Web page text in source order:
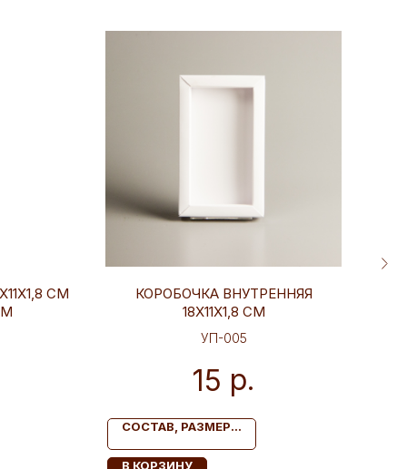
СМ
КОРОБОЧКА ВНУТРЕННЯЯ
18Х11Х1,8 СМ
УП-005
15 р.
СОСТАВ, РАЗМЕР...
В КОРЗИНУ